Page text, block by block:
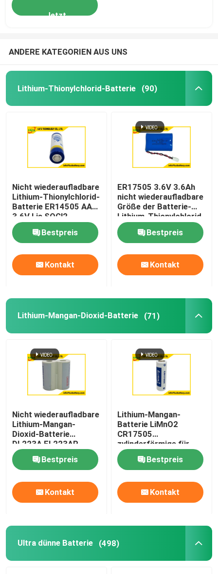
Haus
Jetzt
ANDERE KATEGORIEN AUS UNS
Lithium-Thionylchlorid-Batterie (90)
Nicht wiederaufladbare
Lithium-Thionylchlorid-
Batterie ER14505 AA
3.6V Lis SOCl2
Bestpreis
Kontakt
ER17505 3.6V 3.6Ah
nicht wiederaufladbare
Größe der Batterie-
Lithium-Thionylchlorid-
Zellena
Bestpreis
Kontakt
Lithium-Mangan-Dioxid-Batterie (71)
Nicht wiederaufladbare
Lithium-Mangan-
Dioxid-Batterie
DL223A EL223AP
Bestpreis
Kontakt
Lithium-Mangan-
Batterie LiMnO2
CR17505
zylinderförmige für
Wasser-Gaszähler
Bestpreis
Kontakt
Ultra dünne Batterie (498)